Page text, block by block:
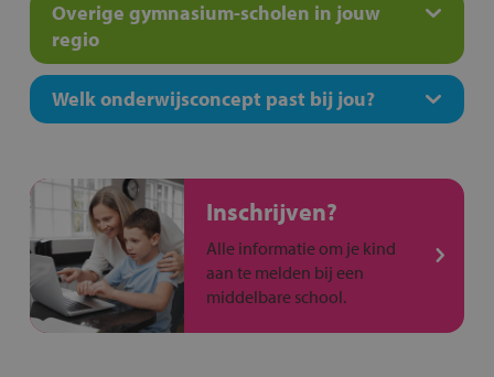
Overige gymnasium-scholen in jouw
regio
Welk onderwijsconcept past bij jou?
Inschrijven?
Alle informatie om je kind
aan te melden bij een
middelbare school.